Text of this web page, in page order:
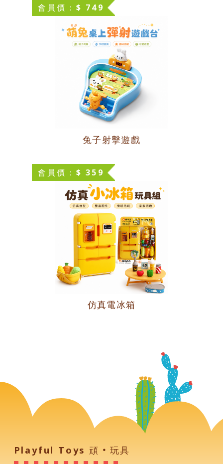
會員價：$ 749
兔子射擊遊戲
會員價：$ 359
仿真電冰箱
Playful Toys 頑‧玩具